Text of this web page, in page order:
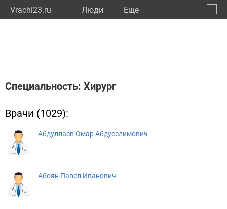
Vrachi23.ru Люди Eще
Специальность: Хирург
Врачи (1029):
Абдуллаев Омар Абдуселимович
Абоян Павел Иванович